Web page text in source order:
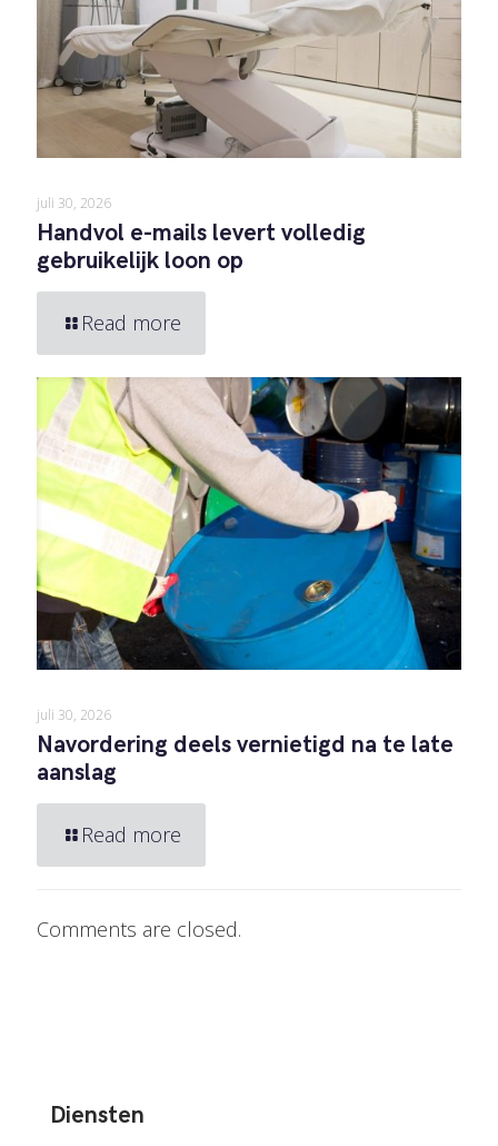
juli 30, 2026
Handvol e-mails levert volledig
gebruikelijk loon op
Read more
juli 30, 2026
Navordering deels vernietigd na te late
aanslag
Read more
Comments are closed.
Diensten